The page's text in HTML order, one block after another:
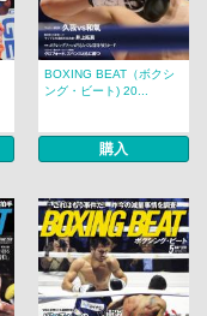
BOXING BEAT（ボクシ
ング・ビート) 20...
購入